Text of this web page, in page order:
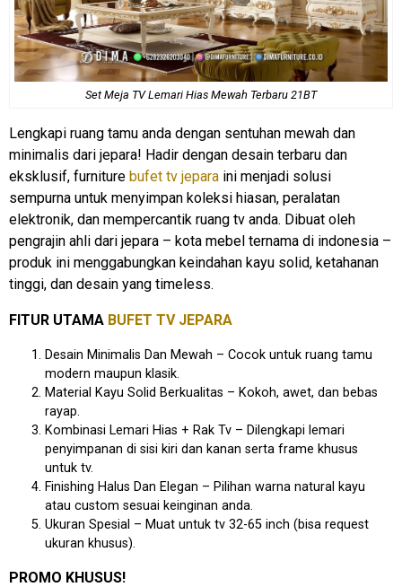
Set Meja TV Lemari Hias Mewah Terbaru 21BT
Lengkapi ruang tamu anda dengan sentuhan mewah dan
minimalis dari jepara! Hadir dengan desain terbaru dan
eksklusif, furniture bufet tv jepara ini menjadi solusi
sempurna untuk menyimpan koleksi hiasan, peralatan
elektronik, dan mempercantik ruang tv anda. Dibuat oleh
pengrajin ahli dari jepara – kota mebel ternama di indonesia –
produk ini menggabungkan keindahan kayu solid, ketahanan
tinggi, dan desain yang timeless.
FITUR UTAMA BUFET TV JEPARA
Desain Minimalis Dan Mewah – Cocok untuk ruang tamu
modern maupun klasik.
Material Kayu Solid Berkualitas – Kokoh, awet, dan bebas
rayap.
Kombinasi Lemari Hias + Rak Tv – Dilengkapi lemari
penyimpanan di sisi kiri dan kanan serta frame khusus
untuk tv.
Finishing Halus Dan Elegan – Pilihan warna natural kayu
atau custom sesuai keinginan anda.
Ukuran Spesial – Muat untuk tv 32-65 inch (bisa request
ukuran khusus).
PROMO KHUSUS!